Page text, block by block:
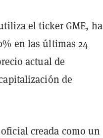
el ticker GME, ha
en las últimas 24
actual de
de
creada como un